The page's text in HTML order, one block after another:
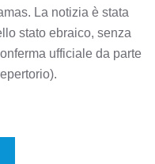
La notizia è stata
stato ebraico, senza
ufficiale da parte